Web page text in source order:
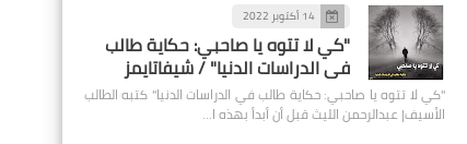
14 أكتوبر 2022
"كي لا تتوه يا صاحبي: حكاية طالب
في الدراسات الدنيا" / شيفاتايمز
"كي لا تتوه يا صاحبي: حكاية طالب في الدراسات الدنيا" كتبه الطالب
الأسيف| عبدالرحمن الليث قبل أن أبدأ بهذه ا…